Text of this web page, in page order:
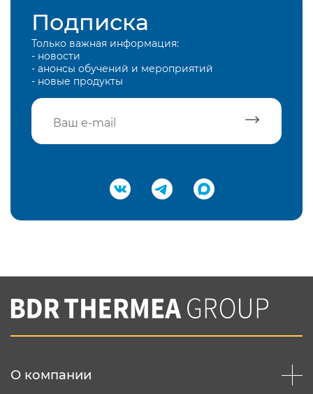
Подписка
Только важная информация:
- новости
- анонсы обучений и мероприятий
- новые продукты
Подтвердить e-mail
Вы соглашаетесь с нашей политикой
конфеденциальности
О компании